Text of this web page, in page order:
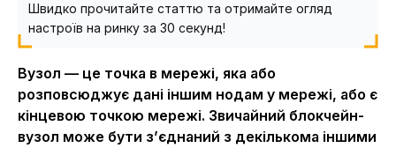
Швидко прочитайте статтю та отримайте огляд
настроїв на ринку за 30 секунд!
Вузол — це точка в мережі, яка або
розповсюджує дані іншим нодам у мережі, або є
кінцевою точкою мережі. Звичайний блокчейн-
вузол може бути з’єднаний з декількома іншими